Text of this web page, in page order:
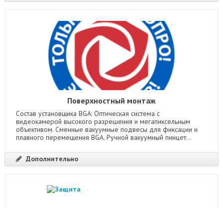
Поверхностный монтаж
Состав установщика BGA: Оптическая система с
видеокамерой высокого разрешения и мегапиксельным
объективом. Сменные вакуумные подвесы для фиксации и
плавного перемещения BGA. Ручной вакуумный пинцет...
Дополнительно